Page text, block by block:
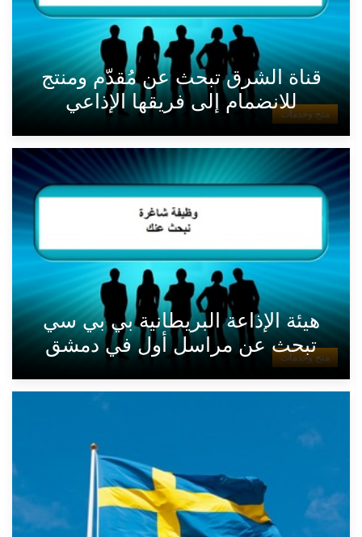
منح وخدمات
قناة الشرق تبحث عن مُقدّم ومنتج
للانضمام إلى فريقها الإذاعي
منح وخدمات
هيئة الإذاعة البريطانية بي بي سي
تبحث عن مراسل أول في دمشق